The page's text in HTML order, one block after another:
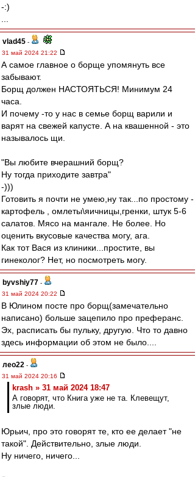
-:)
vlad45 -
31 май 2024 21:22
А самое главное о борще упомянуть все
забывают.
Борщ должен НАСТОЯТЬСЯ! Минимум 24
часа.
И почему -то у нас в семье борщ варили и
варят на свежей капусте. А на квашенной - это
называлось щи.
"Вы любите вчерашний борщ?
Ну тогда приходите завтра"
-)))
Готовить я почти не умею,ну так...по простому -
картофель , омлеты\яичницы,гренки, штук 5-6
салатов. Мясо на мангале. Не более. Но
оценить вкусовые качества могу, ага.
Как тот Вася из клиники...простите, вы
гинеколог? Нет, но посмотреть могу.
byvshiy77 -
31 май 2024 20:22
В Юлином посте про борщ(замечательно
написано) больше зацепило про преферанс.
Эх, расписать бы пульку, другую. Что то давно
здесь информации об этом не было....
лео22 -
31 май 2024 20:16
krash » 31 май 2024 18:47
А говорят, что Книга уже не та. Клевещут,
злые люди.
Юрьич, про это говорят те, кто ее делает "не
такой". Действительно, злые люди.
Ну ничего, ничего...